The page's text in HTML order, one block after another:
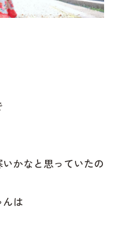
かなと思っていたの
は